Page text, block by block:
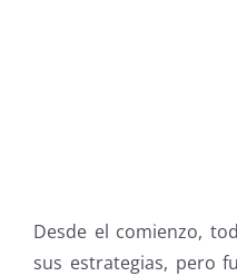
Desde el comienzo,
sus estrategias, pero